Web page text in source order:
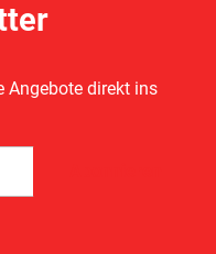
Angebote direkt ins